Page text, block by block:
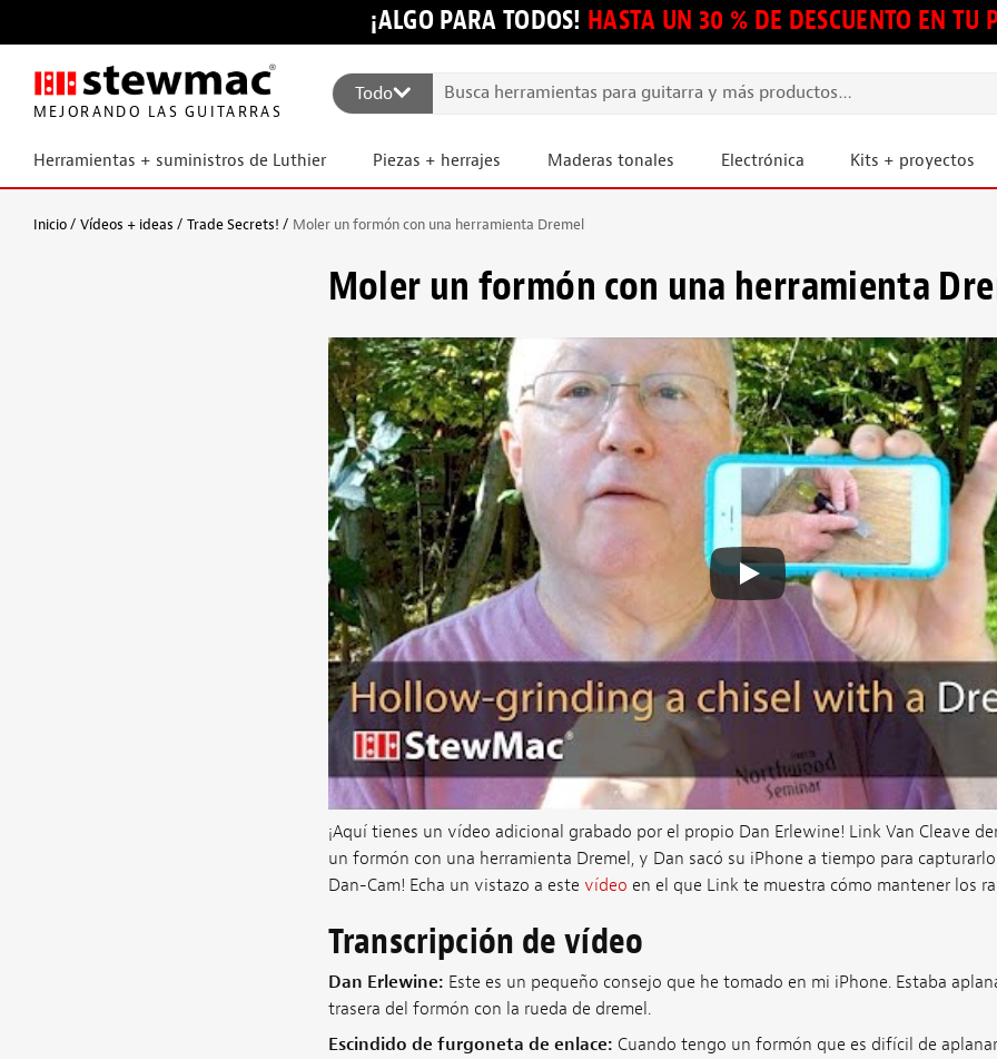
¡ALGO PARA TODOS! HASTA UN 30 % DE DESCUENTO EN
MEJORANDO LAS GUITARRAS
Todo
Herramientas + suministros de Luthier Piezas + herrajes Maderas tonales Electrónica Kits + proyectos
Inicio Vídeos + ideas Trade Secrets! Moler un formón con una herramienta Dremel
Moler un formón con una herramienta
¡Aquí tienes un vídeo adicional grabado por el propio Dan Erlewine! Link Van Cleave
un formón con una herramienta Dremel, y Dan sacó su iPhone a tiempo para capturarlo
Dan-Cam! Echa un vistazo a este vídeo en el que Link te muestra cómo mantener los
Transcripción de vídeo
Dan Erlewine: Este es un pequeño consejo que he tomado en mi iPhone. Estaba
trasera del formón con la rueda de dremel.
Escindido de furgoneta de enlace: Cuando tengo un formón que es difícil de